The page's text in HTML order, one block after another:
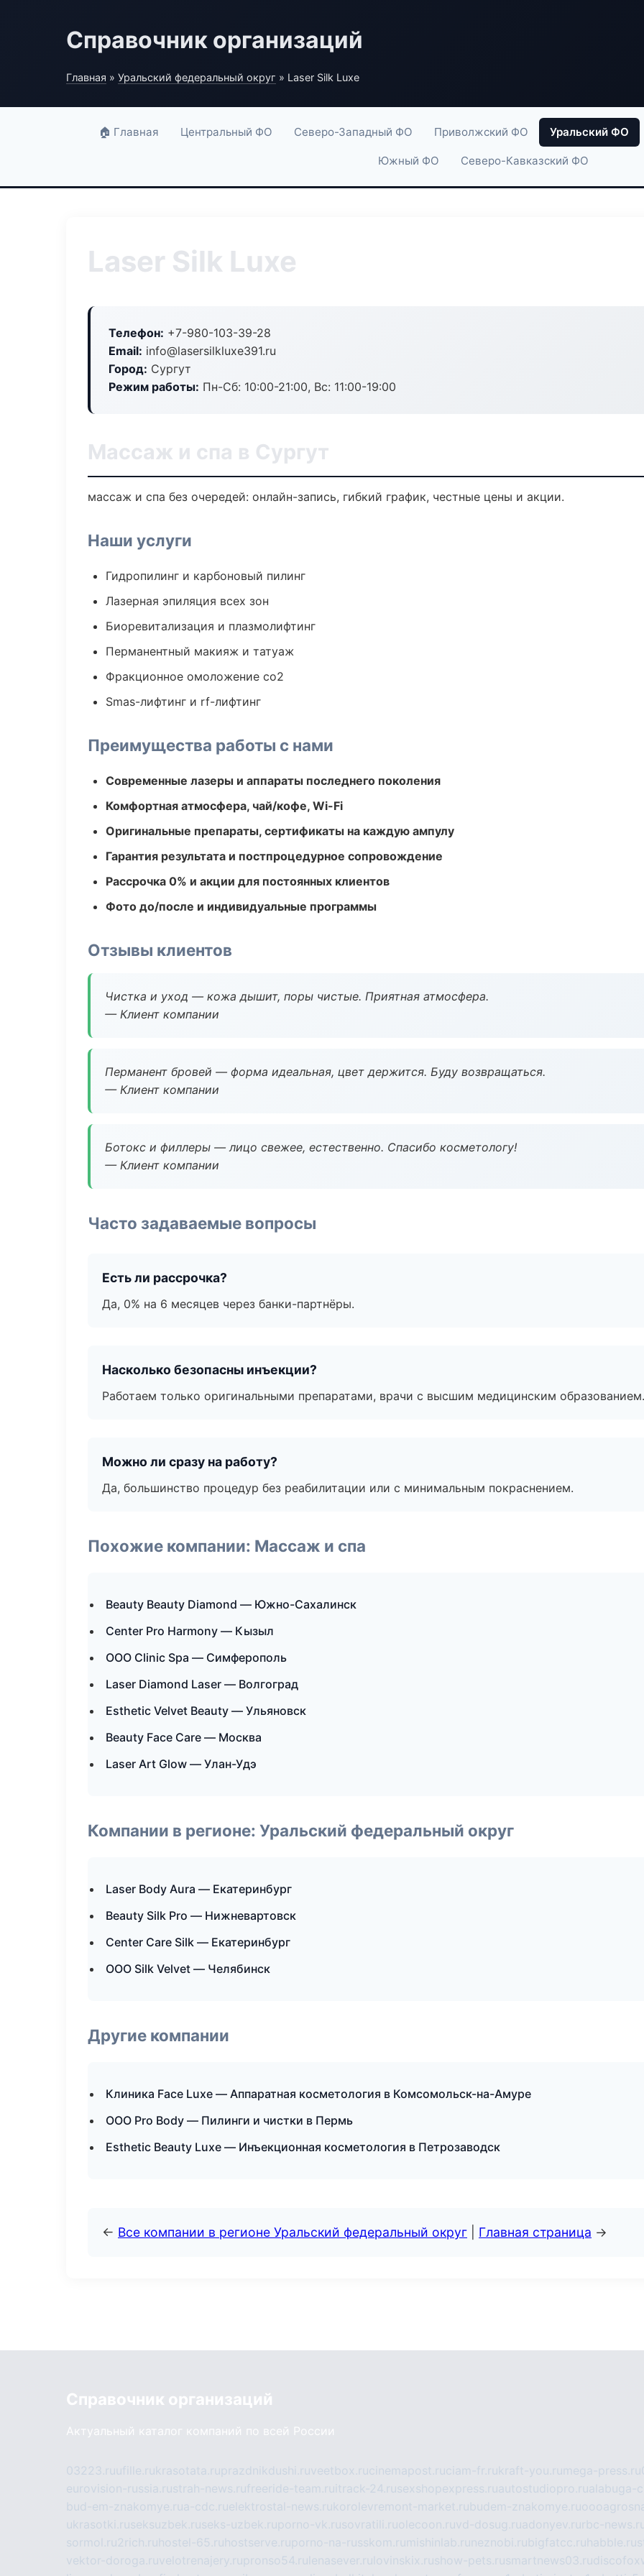
Справочник организаций
Главная » Уральский федеральный округ » Laser Silk Luxe
🏠 Главная Центральный ФО Северо-Западный ФО Приволжский ФО Уральский ФО
Южный ФО Северо-Кавказский ФО
Laser Silk Luxe
Телефон: +7-980-103-39-28
Email: info@lasersilkluxe391.ru
Город: Сургут
Режим работы: Пн-Сб: 10:00-21:00, Вс: 11:00-19:00
Массаж и спа в Сургут
массаж и спа без очередей: онлайн-запись, гибкий график, честные цены и акции.
Наши услуги
Гидропилинг и карбоновый пилинг
Лазерная эпиляция всех зон
Биоревитализация и плазмолифтинг
Перманентный макияж и татуаж
Фракционное омоложение co2
Smas-лифтинг и rf-лифтинг
Преимущества работы с нами
Современные лазеры и аппараты последнего поколения
Комфортная атмосфера, чай/кофе, Wi-Fi
Оригинальные препараты, сертификаты на каждую ампулу
Гарантия результата и постпроцедурное сопровождение
Рассрочка 0% и акции для постоянных клиентов
Фото до/после и индивидуальные программы
Отзывы клиентов
Чистка и уход — кожа дышит, поры чистые. Приятная атмосфера.
— Клиент компании
Перманент бровей — форма идеальная, цвет держится. Буду возвращаться.
— Клиент компании
Ботокс и филлеры — лицо свежее, естественно. Спасибо косметологу!
— Клиент компании
Часто задаваемые вопросы
Есть ли рассрочка?
Да, 0% на 6 месяцев через банки-партнёры.
Насколько безопасны инъекции?
Работаем только оригинальными препаратами, врачи с высшим медицинским образованием.
Можно ли сразу на работу?
Да, большинство процедур без реабилитации или с минимальным покраснением.
Похожие компании: Массаж и спа
Beauty Beauty Diamond — Южно-Сахалинск
Center Pro Harmony — Кызыл
ООО Clinic Spa — Симферополь
Laser Diamond Laser — Волгоград
Esthetic Velvet Beauty — Ульяновск
Beauty Face Care — Москва
Laser Art Glow — Улан-Удэ
Компании в регионе: Уральский федеральный округ
Laser Body Aura — Екатеринбург
Beauty Silk Pro — Нижневартовск
Center Care Silk — Екатеринбург
ООО Silk Velvet — Челябинск
Другие компании
Клиника Face Luxe — Аппаратная косметология в Комсомольск-на-Амуре
ООО Pro Body — Пилинги и чистки в Пермь
Esthetic Beauty Luxe — Инъекционная косметология в Петрозаводск
← Все компании в регионе Уральский федеральный округ Главная страница →
Справочник организаций
Актуальный каталог компаний по всей России
03223.ruufille.rukrasotata.ruprazdnikdushi.ruveetbox.rucinemapost.ruciam-fr.rukraft-you.ru mega-press.ru
eurovision-russia.rustrah-news.rufreeride-team.ru itrack-24.rusexshopexpress.ruautostudiopro.rualabuga-
bud-em-znakomye.rua-cdc.ruelektrostal-news.rukorolevremont-market.rubudem-znakomye.ru
ukrasotki.ruseksuzbek.ruseks-uzbek.ruporno-vk.rusovratili.ruolecoon.ruvd-dosug.ruadonyev.ru rbc-
sormol.ru2rich.ru hostel-65.ru hostserve.ruporno-na-russkom.ru mishinlab.ru neznobi.rubigfatcc.ru habble.ru
vektor-doroga.ruvelotrenajery.rupronso54.ru lenasever.ru lovinskix.rushow-pets.rusmartnews03.ru